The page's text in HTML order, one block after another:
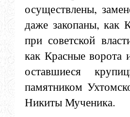
осуществлены,
даже закопаны, как
при советской
как Красные
оставшиеся
памятником
Никиты Мученика.